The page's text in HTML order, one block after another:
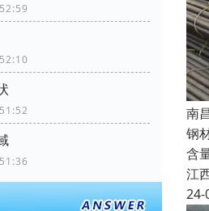
南
钢
含
江
24-